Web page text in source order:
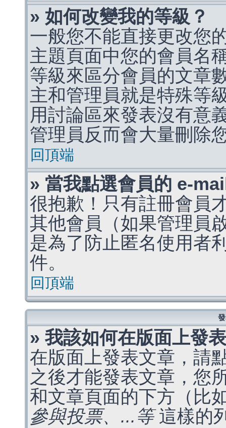
» 如何改變我的等級？
一般您不能直接更改您
主題頁面中您的會員名
等級來區分會員的文章
主和管理員就是特殊等
用討論區來發表沒有意
管理員反而會大量刪除
回頂端
» 當我點選會員的 e-
很抱歉！只有註冊會員
其他會員（如果管理員
是為了防止匿名使用者
件。
回頂端
» 我該如何在版面上發
在版面上發表文章，請
之後才能發表文章，您
和文章頁面的下方（比
參與投票、...等這樣的